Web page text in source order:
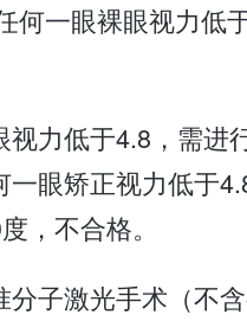
何一眼裸眼视力低
视力低于4.8，需进
一眼矫正视力低于
，不合格。
分子激光手术（不